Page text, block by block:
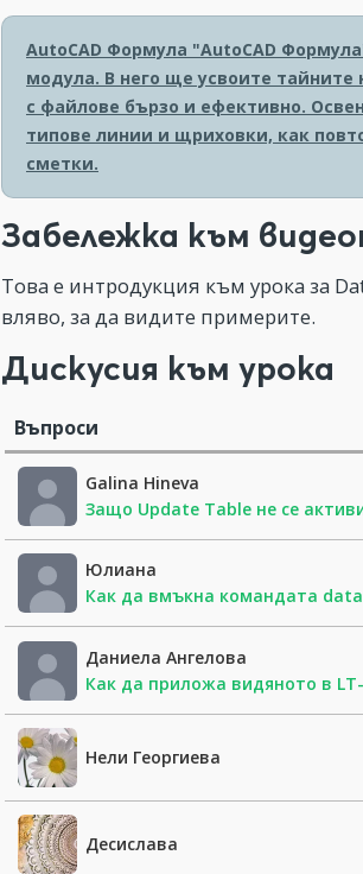
AutoCAD Формула "AutoCAD
модула. В него ще усвоите
с файлове бързо и ефективно.
типове линии и щриховки, как
сметки.
Забележка към
Това е интродукция към урока за
вляво, за да видите примерите.
Дискусия към урока
Въпроси
Galina Hineva
Защо Update Table не се
Юлиана
Как да вмъкна командата
Даниела Ангелова
Как да приложа видяното в
Нели Георгиева
Десислава